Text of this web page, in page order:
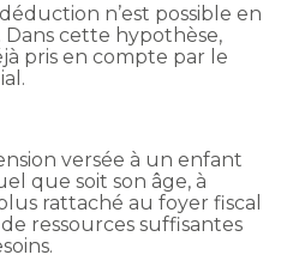
n’est possible en
cette hypothèse,
pris en compte par le
versée à un enfant
que soit son âge, à
rattaché au foyer fiscal
ressources suffisantes